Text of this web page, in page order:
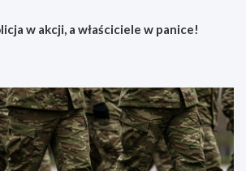
w akcji, a właściciele w panice!